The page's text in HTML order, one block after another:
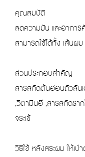
คุณสมบัติ
ลดความมัน และอาการ
สามารถใช้ได้ทั้ง เส้นผ
ส่วนประกอบสำคัญ
สารสกัดต้นอ่อนถั่วลันเ
,วิตามินอี ,สารสกัดรา
จระเข้
วิธีใช้ หลังสระผม ให้เ